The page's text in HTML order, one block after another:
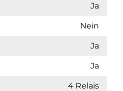
Ja
Nein
Ja
Ja
4 Relais